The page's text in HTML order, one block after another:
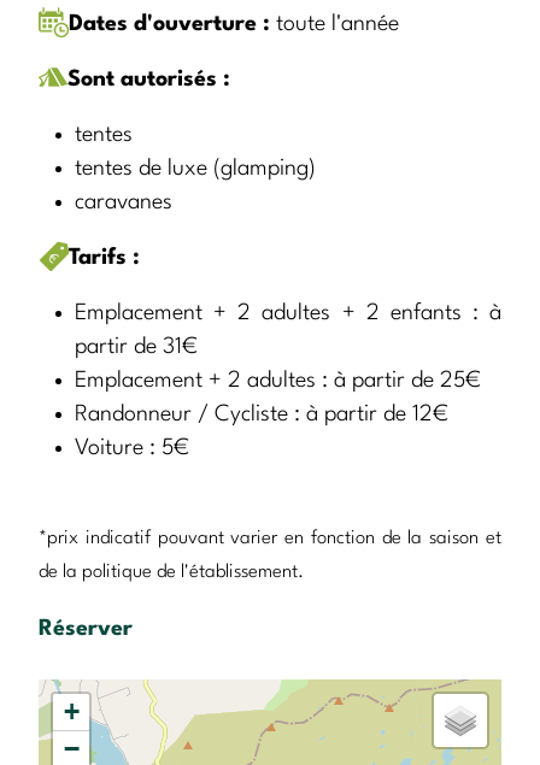
Dates d'ouverture : toute l'année
Sont autorisés :
tentes
tentes de luxe (glamping)
caravanes
Tarifs :
Emplacement + 2 adultes + 2 enfants : à
partir de 31€
Emplacement + 2 adultes : à partir de 25€
Randonneur / Cycliste : à partir de 12€
Voiture : 5€
*prix indicatif pouvant varier en fonction de la saison et
de la politique de l'établissement.
Réserver
+
−